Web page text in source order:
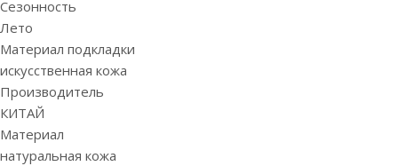
Сезонность
Лето
Материал подкладки
искусственная кожа
Производитель
КИТАЙ
Материал
натуральная кожа